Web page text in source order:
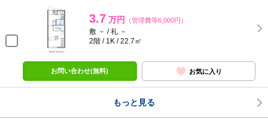
3.7 万円 （管理費等6,000円）
敷 － / 礼 －
2階 / 1K / 22.7㎡
お問い合わせ(無料) お気に入り
もっと見る